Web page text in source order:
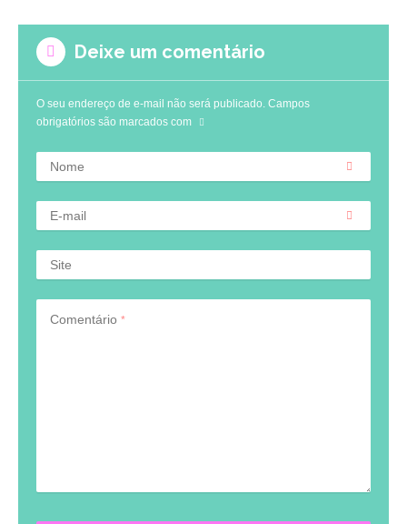
Deixe um comentário
O seu endereço de e-mail não será publicado. Campos
obrigatórios são marcados com
Nome
E-mail
Site
Comentário *